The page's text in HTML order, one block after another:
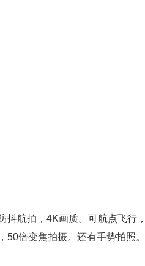
抖航拍，4K画质。可航点飞行
50倍变焦拍摄。还有手势拍照